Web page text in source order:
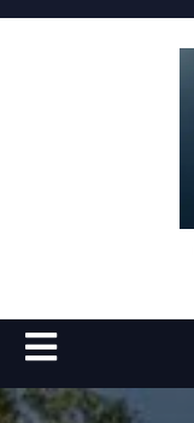
Open
Button